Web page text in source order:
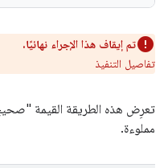
تم إيقاف هذا الإجراء نهائيًا.
تفاصيل التنفيذ
تعرِض هذه الطريقة القيمة
مملوءة.